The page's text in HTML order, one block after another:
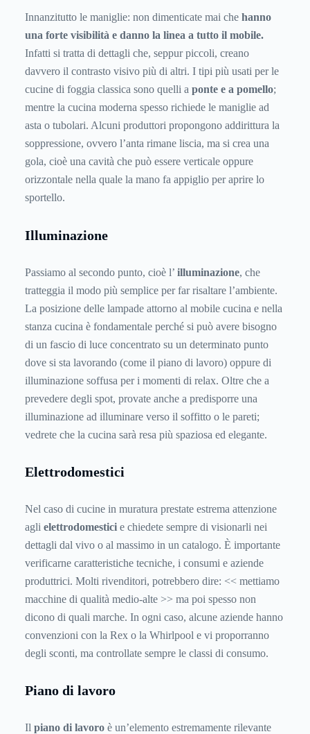
Innanzitutto le maniglie: non dimenticate mai che hanno
una forte visibilità e danno la linea a tutto il mobile.
Infatti si tratta di dettagli che, seppur piccoli, creano
davvero il contrasto visivo più di altri. I tipi più usati per le
cucine di foggia classica sono quelli a ponte e a pomello;
mentre la cucina moderna spesso richiede le maniglie ad
asta o tubolari. Alcuni produttori propongono addirittura la
soppressione, ovvero l’anta rimane liscia, ma si crea una
gola, cioè una cavità che può essere verticale oppure
orizzontale nella quale la mano fa appiglio per aprire lo
sportello.
Illuminazione
Passiamo al secondo punto, cioè l’ illuminazione, che
tratteggia il modo più semplice per far risaltare l’ambiente.
La posizione delle lampade attorno al mobile cucina e nella
stanza cucina è fondamentale perché si può avere bisogno
di un fascio di luce concentrato su un determinato punto
dove si sta lavorando (come il piano di lavoro) oppure di
illuminazione soffusa per i momenti di relax. Oltre che a
prevedere degli spot, provate anche a predisporre una
illuminazione ad illuminare verso il soffitto o le pareti;
vedrete che la cucina sarà resa più spaziosa ed elegante.
Elettrodomestici
Nel caso di cucine in muratura prestate estrema attenzione
agli elettrodomestici e chiedete sempre di visionarli nei
dettagli dal vivo o al massimo in un catalogo. È importante
verificarne caratteristiche tecniche, i consumi e aziende
produttrici. Molti rivenditori, potrebbero dire: << mettiamo
macchine di qualità medio-alte >> ma poi spesso non
dicono di quali marche. In ogni caso, alcune aziende hanno
convenzioni con la Rex o la Whirlpool e vi proporranno
degli sconti, ma controllate sempre le classi di consumo.
Piano di lavoro
Il piano di lavoro è un’elemento estremamente rilevante